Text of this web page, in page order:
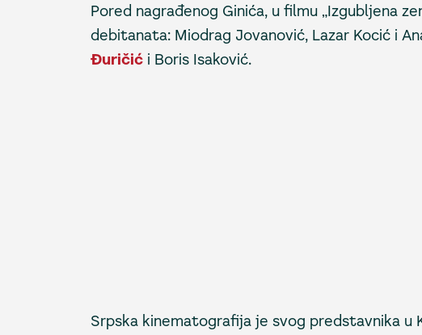
Pored nagrađenog Ginića, u filmu „Izgubljena
debitanata: Miodrag Jovanović, Lazar Kocić i
Đuričić i Boris Isaković.
Srpska kinematografija je svog predstavnika u